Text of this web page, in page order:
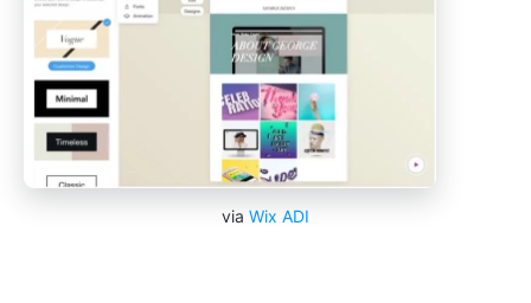
via Wix ADI